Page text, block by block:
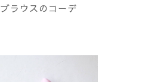
ラウスのコーデ